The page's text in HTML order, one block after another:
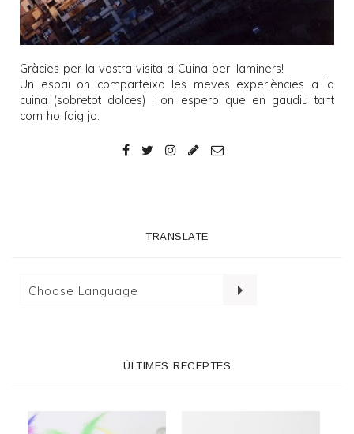
Gràcies per la vostra visita a Cuina per llaminers!
Un espai on comparteixo les meves experiències a la
cuina (sobretot dolces) i on espero que en gaudiu tant
com ho faig jo.
TRANSLATE
ÚLTIMES RECEPTES